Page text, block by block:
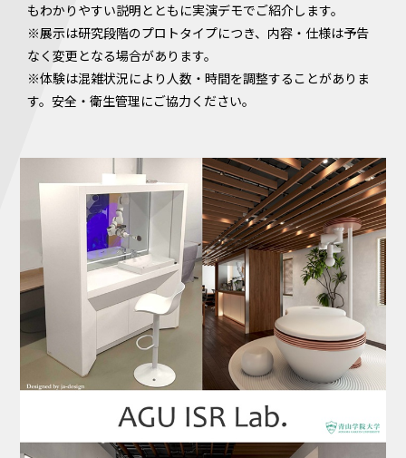
もわかりやすい説明とともに実演デモでご紹介します。
※展示は研究段階のプロトタイプにつき、内容・仕様は予告
なく変更となる場合があります。
※体験は混雑状況により人数・時間を調整することがありま
す。安全・衛生管理にご協力ください。